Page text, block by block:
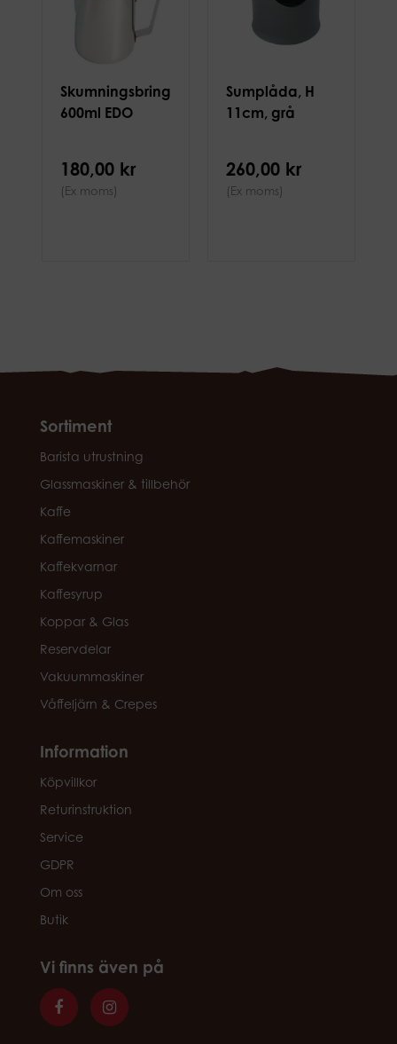
Skumningsbringare
600ml EDO
180,00 kr
(Ex moms)
Sumplåda, H
11cm, grå
260,00 kr
(Ex moms)
Sortiment
Barista utrustning
Glassmaskiner & tillbehör
Kaffe
Kaffemaskiner
Kaffekvarnar
Kaffesyrup
Koppar & Glas
Reservdelar
Vakuummaskiner
Våffeljärn & Crepes
Information
Köpvillkor
Returinstruktion
Service
GDPR
Om oss
Butik
Vi finns även på